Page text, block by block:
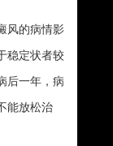
风的病情影
稳定状者较
后一年，病
能放松治